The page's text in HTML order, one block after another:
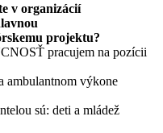
v organizácií
projektu?
pracujem na pozícii
ambulantnom výkone
sú: deti a mládež